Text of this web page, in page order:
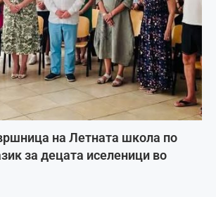
на Летната школа по
за децата иселеници во